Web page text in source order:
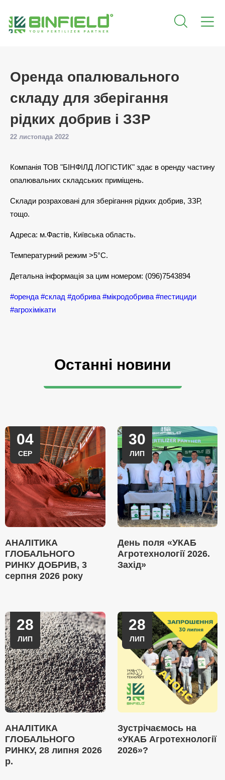
Оренда опалювального
складу для зберігання
рідких добрив і ЗЗР
22 листопада 2022
Компанія ТОВ "БІНФІЛД ЛОГІСТИК" здає в оренду частину
опалювальних складських приміщень.
Склади розраховані для зберігання рідких добрив, ЗЗР,
тощо.
Адреса: м.Фастів, Київська область.
Температурний режим >5°C.
Детальна інформація за цим номером: (096)7543894
#оренда #склад #добрива #мікродобрива #пестициди
#агрохімікати
Останні новини
04
СЕР
АНАЛІТИКА
ГЛОБАЛЬНОГО
РИНКУ ДОБРИВ, 3
серпня 2026 року
30
ЛИП
День поля «УКАБ
Агротехнології 2026.
Захід»
28
ЛИП
АНАЛІТИКА
ГЛОБАЛЬНОГО
РИНКУ, 28 липня 2026
р.
28
ЛИП
Зустрічаємось на
«УКАБ Агротехнології
2026»?